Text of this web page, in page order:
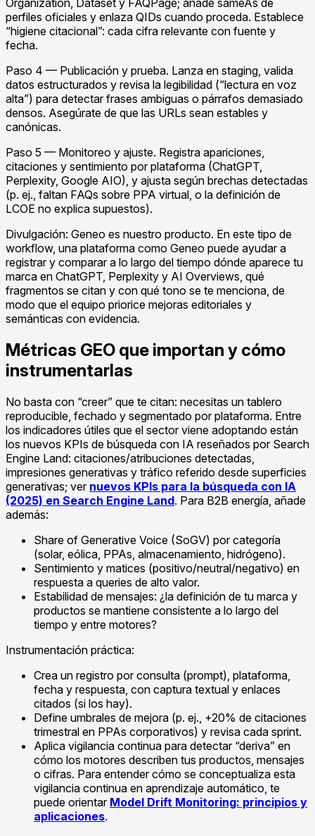
perfiles oficiales y enlaza QIDs cuando proceda. Establece
“higiene citacional”: cada cifra relevante con fuente y
fecha.
Paso 4 — Publicación y prueba. Lanza en staging, valida
datos estructurados y revisa la legibilidad (“lectura en voz
alta”) para detectar frases ambiguas o párrafos demasiado
densos. Asegúrate de que las URLs sean estables y
canónicas.
Paso 5 — Monitoreo y ajuste. Registra apariciones,
citaciones y sentimiento por plataforma (ChatGPT,
Perplexity, Google AIO), y ajusta según brechas detectadas
(p. ej., faltan FAQs sobre PPA virtual, o la definición de
LCOE no explica supuestos).
Divulgación: Geneo es nuestro producto. En este tipo de
workflow, una plataforma como Geneo puede ayudar a
registrar y comparar a lo largo del tiempo dónde aparece tu
marca en ChatGPT, Perplexity y AI Overviews, qué
fragmentos se citan y con qué tono se te menciona, de
modo que el equipo priorice mejoras editoriales y
semánticas con evidencia.
Métricas GEO que importan y cómo
instrumentarlas
No basta con “creer” que te citan: necesitas un tablero
reproducible, fechado y segmentado por plataforma. Entre
los indicadores útiles que el sector viene adoptando están
los nuevos KPIs de búsqueda con IA reseñados por Search
Engine Land: citaciones/atribuciones detectadas,
impresiones generativas y tráfico referido desde superficies
generativas; ver nuevos KPIs para la búsqueda con IA
(2025) en Search Engine Land. Para B2B energía, añade
además:
Share of Generative Voice (SoGV) por categoría
(solar, eólica, PPAs, almacenamiento, hidrógeno).
Sentimiento y matices (positivo/neutral/negativo) en
respuesta a queries de alto valor.
Estabilidad de mensajes: ¿la definición de tu marca y
productos se mantiene consistente a lo largo del
tiempo y entre motores?
Instrumentación práctica:
Crea un registro por consulta (prompt), plataforma,
fecha y respuesta, con captura textual y enlaces
citados (si los hay).
Define umbrales de mejora (p. ej., +20% de citaciones
trimestral en PPAs corporativos) y revisa cada sprint.
Aplica vigilancia continua para detectar “deriva” en
cómo los motores describen tus productos, mensajes
o cifras. Para entender cómo se conceptualiza esta
vigilancia continua en aprendizaje automático, te
puede orientar Model Drift Monitoring: principios y
aplicaciones.